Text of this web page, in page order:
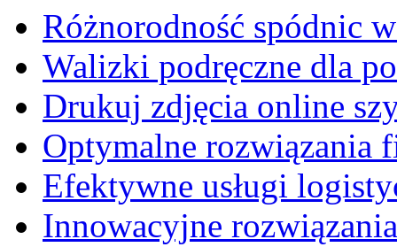
Różnorodność spódnic
Walizki podręczne dla
Drukuj zdjęcia online
Optymalne rozwiązania
Efektywne usługi
Innowacyjne